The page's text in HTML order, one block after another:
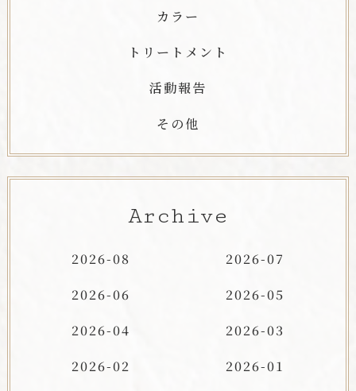
カラー
トリートメント
活動報告
その他
Archive
2026-08
2026-07
2026-06
2026-05
2026-04
2026-03
2026-02
2026-01